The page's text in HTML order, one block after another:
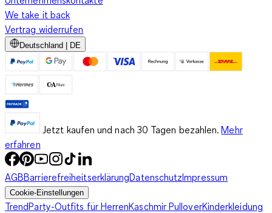
We take it back
Vertrag widerrufen
Deutschland | DE
Jetzt kaufen und nach 30 Tagen bezahlen. Mehr
erfahren
AGBBarrierefreiheitserklärungDatenschutzImpressum
Cookie-Einstellungen
TrendParty-Outfits für HerrenKaschmir PulloverKinderkleidung